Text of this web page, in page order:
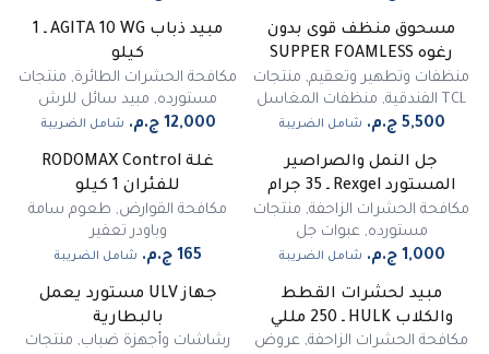
مسحوق منظف قوى بدون
رغوه SUPPER FOAMLESS
منظفات وتطهير وتعقيم, منتجات
TCL الفندقية
, منظفات المغاسل
شامل الضريبة
مبيد ذباب AGITA 10 WG ـ 1
كيلو
مكافحة الحشرات الطائرة, منتجات
مستورده, مبيد سائل للرش
شامل الضريبة
غير متوفر
جل النمل والصراصير
المستورد Rexgel ـ 35 جرام
مكافحة الحشرات الزاحفة, منتجات
مستورده,عبوات جل
شامل الضريبة
غلة RODOMAX Control
للفئران 1 كيلو
مكافحة القوارض, طعوم سامة
وباودر تعفير
شامل الضريبة
مبيد لحشرات القطط
والكلاب HULK ـ 250 مللي
مكافحة الحشرات الزاحفة, عروض
جهاز ULV مستورد يعمل
بالبطارية
رشاشات وأجهزة ضباب, منتجات